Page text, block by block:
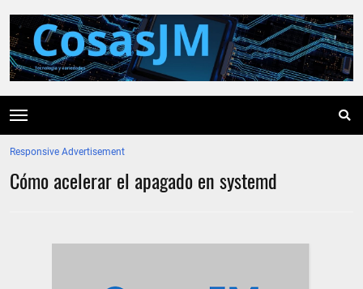
Responsive Advertisement
Cómo acelerar el apagado en systemd